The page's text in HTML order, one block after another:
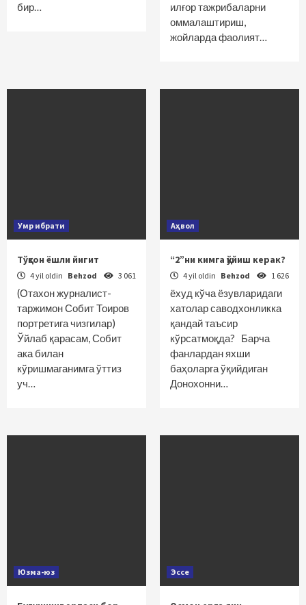
бир…
илғор тажрибаларни
оммалаштириш,
жойларда фаолият…
Умр ибрати
Тўқсон ёшли йигит
4 yil oldin Behzod 3 061
(Отахон журналист-
таржимон Собит Тоиров
портретига чизгилар)
Ўйлаб қарасам, Собит
ака билан
кўришмаганимга ўттиз
уч…
Аҳвол
“2”ни кимга қўйиш керак?
4 yil oldin Behzod 1 626
ёхуд кўча ёзувларидаги
хатолар саводхонликка
қандай таъсир
кўрсатмоқда? Барча
фанлардан яхши
баҳоларга ўқийдиган
Донохонни…
Юзма-юз Эссе